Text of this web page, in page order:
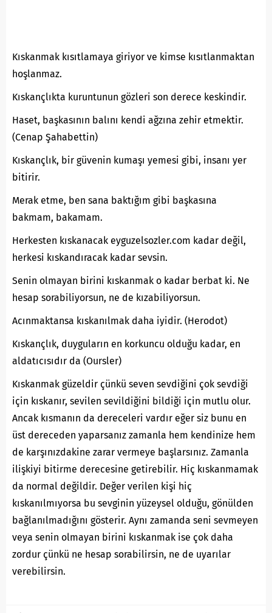
Kıskanmak kısıtlamaya giriyor ve kimse kısıtlanmaktan
hoşlanmaz.
Kıskançlıkta kuruntunun gözleri son derece keskindir.
Haset, başkasının balını kendi ağzına zehir etmektir.
(Cenap Şahabettin)
Kıskançlık, bir güvenin kumaşı yemesi gibi, insanı yer
bitirir.
Merak etme, ben sana baktığım gibi başkasına
bakmam, bakamam.
Herkesten kıskanacak eyguzelsozler.com kadar değil,
herkesi kıskandıracak kadar sevsin.
Senin olmayan birini kıskanmak o kadar berbat ki. Ne
hesap sorabiliyorsun, ne de kızabiliyorsun.
Acınmaktansa kıskanılmak daha iyidir. (Herodot)
Kıskançlık, duyguların en korkuncu olduğu kadar, en
aldatıcısıdır da (Oursler)
Kıskanmak güzeldir çünkü seven sevdiğini çok sevdiği
için kıskanır, sevilen sevildiğini bildiği için mutlu olur.
Ancak kısmanın da dereceleri vardır eğer siz bunu en
üst dereceden yaparsanız zamanla hem kendinize hem
de karşınızdakine zarar vermeye başlarsınız. Zamanla
ilişkiyi bitirme derecesine getirebilir. Hiç kıskanmamak
da normal değildir. Değer verilen kişi hiç
kıskanılmıyorsa bu sevginin yüzeysel olduğu, gönülden
bağlanılmadığını gösterir. Aynı zamanda seni sevmeyen
veya senin olmayan birini kıskanmak ise çok daha
zordur çünkü ne hesap sorabilirsin, ne de uyarılar
verebilirsin.